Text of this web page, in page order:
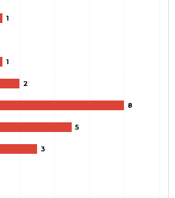
1
1
2
8
5
3